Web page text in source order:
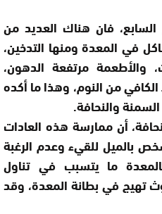
فان هناك العديد من
في المعدة ومنها التدخين،
والأطعمة مرتفعة الدهون،
من النوم، وهذا ما أكده
والنحافة.
أن ممارسة هذه العادات
بالميل للقيء وعدم الرغبة
ما يتسبب في تناول
تهيج في بطانة المعدة، وقد